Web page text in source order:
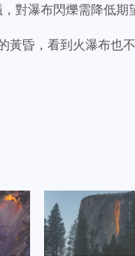
對瀑布閃爍需降低期
黃昏，看到火瀑布也